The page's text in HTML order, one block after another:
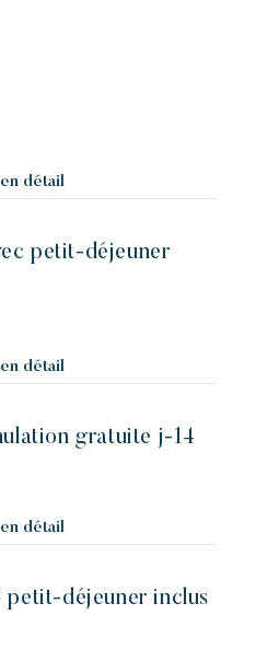
détail
détail
gratuite j-14
détail
petit-déjeuner inclus